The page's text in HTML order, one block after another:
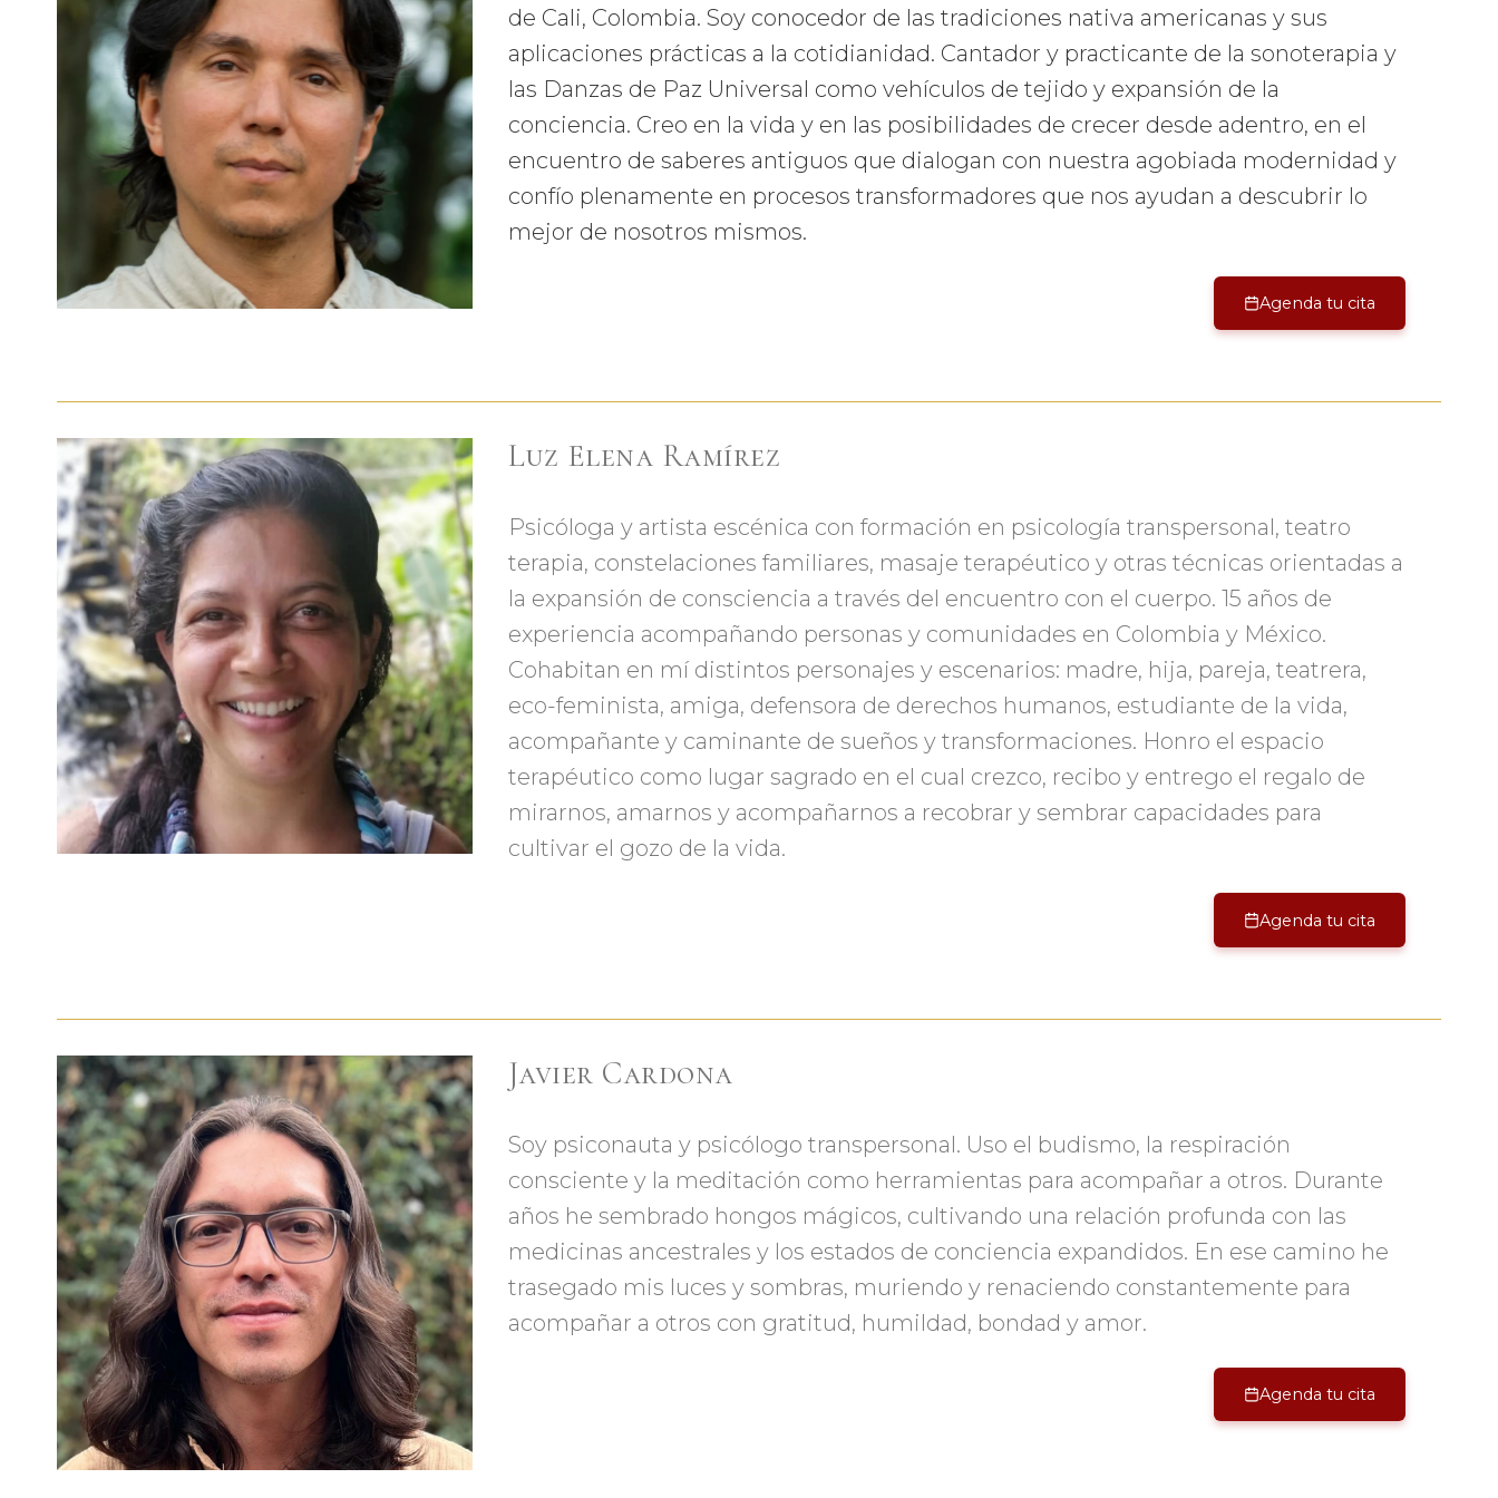
de Cali, Colombia. Soy conocedor de las tradiciones nativa americanas y sus
aplicaciones prácticas a la cotidianidad. Cantador y practicante de la sonoterapia y
las Danzas de Paz Universal como vehículos de tejido y expansión de la
conciencia. Creo en la vida y en las posibilidades de crecer desde adentro, en el
encuentro de saberes antiguos que dialogan con nuestra agobiada modernidad y
confío plenamente en procesos transformadores que nos ayudan a descubrir lo
mejor de nosotros mismos.
Agenda tu cita
Luz Elena Ramírez
Psicóloga y artista escénica con formación en psicología transpersonal, teatro
terapia, constelaciones familiares, masaje terapéutico y otras técnicas orientadas a
la expansión de consciencia a través del encuentro con el cuerpo. 15 años de
experiencia acompañando personas y comunidades en Colombia y México.
Cohabitan en mí distintos personajes y escenarios: madre, hija, pareja, teatrera,
eco-feminista, amiga, defensora de derechos humanos, estudiante de la vida,
acompañante y caminante de sueños y transformaciones. Honro el espacio
terapéutico como lugar sagrado en el cual crezco, recibo y entrego el regalo de
mirarnos, amarnos y acompañarnos a recobrar y sembrar capacidades para
cultivar el gozo de la vida.
Agenda tu cita
Javier Cardona
Soy psiconauta y psicólogo transpersonal. Uso el budismo, la respiración
consciente y la meditación como herramientas para acompañar a otros. Durante
años he sembrado hongos mágicos, cultivando una relación profunda con las
medicinas ancestrales y los estados de conciencia expandidos. En ese camino he
trasegado mis luces y sombras, muriendo y renaciendo constantemente para
acompañar a otros con gratitud, humildad, bondad y amor.
Agenda tu cita